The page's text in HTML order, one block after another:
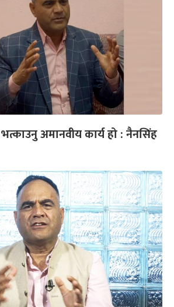
अमानवीय कार्य हो : नैनसिंह